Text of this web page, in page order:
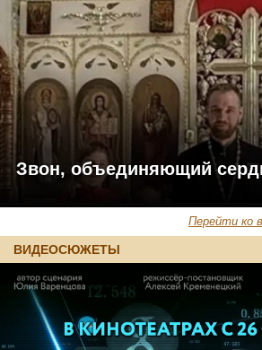
Звон, объединяющий
Перейти ко
ВИДЕОСЮЖЕТЫ